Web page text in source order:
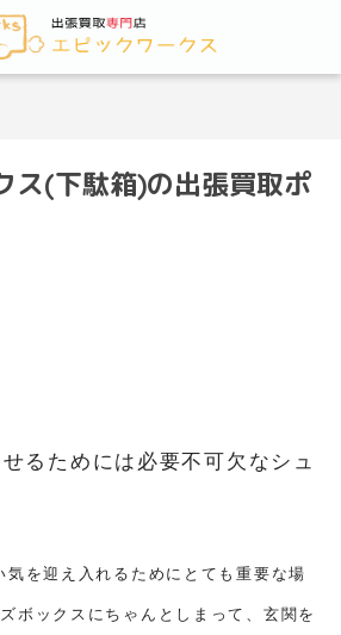
ス(下駄箱)の出張買取ポ
るためには必要不可欠なシュ
を迎え入れるためにとても重要な場
ボックスにちゃんとしまって、玄関を